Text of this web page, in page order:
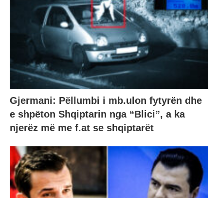
Gjermani: Pëllumbi i mb.ulon fytyrën dhe
e shpëton Shqiptarin nga “Blici”, a ka
njerëz më me f.at se shqiptarët